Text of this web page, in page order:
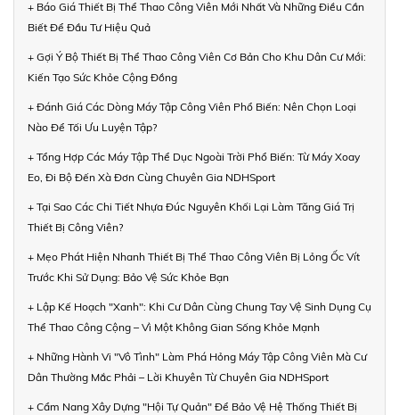
+ Báo Giá Thiết Bị Thể Thao Công Viên Mới Nhất Và Những Điều Cần
Biết Để Đầu Tư Hiệu Quả
+ Gợi Ý Bộ Thiết Bị Thể Thao Công Viên Cơ Bản Cho Khu Dân Cư Mới:
Kiến Tạo Sức Khỏe Cộng Đồng
+ Đánh Giá Các Dòng Máy Tập Công Viên Phổ Biến: Nên Chọn Loại
Nào Để Tối Ưu Luyện Tập?
+ Tổng Hợp Các Máy Tập Thể Dục Ngoài Trời Phổ Biến: Từ Máy Xoay
Eo, Đi Bộ Đến Xà Đơn Cùng Chuyên Gia NDHSport
+ Tại Sao Các Chi Tiết Nhựa Đúc Nguyên Khối Lại Làm Tăng Giá Trị
Thiết Bị Công Viên?
+ Mẹo Phát Hiện Nhanh Thiết Bị Thể Thao Công Viên Bị Lỏng Ốc Vít
Trước Khi Sử Dụng: Bảo Vệ Sức Khỏe Bạn
+ Lập Kế Hoạch "Xanh": Khi Cư Dân Cùng Chung Tay Vệ Sinh Dụng Cụ
Thể Thao Công Cộng – Vì Một Không Gian Sống Khỏe Mạnh
+ Những Hành Vi "Vô Tình" Làm Phá Hỏng Máy Tập Công Viên Mà Cư
Dân Thường Mắc Phải – Lời Khuyên Từ Chuyên Gia NDHSport
+ Cẩm Nang Xây Dựng "Hội Tự Quản" Để Bảo Vệ Hệ Thống Thiết Bị